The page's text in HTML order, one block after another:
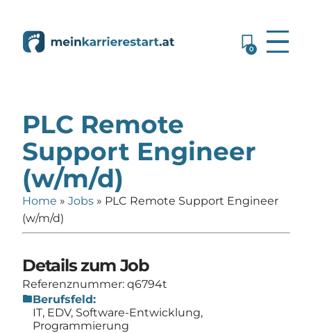
0
PLC Remote
Support Engineer
(w/m/d)
Home » Jobs » PLC Remote Support Engineer
(w/m/d)
Details zum Job
Referenznummer: q6794t
folderBerufsfeld:
IT, EDV, Software-Entwicklung,
Programmierung